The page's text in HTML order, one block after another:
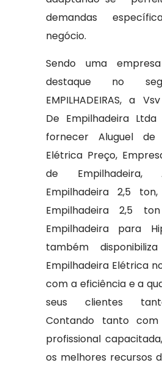
demandas
negócio.
Sendo uma
destaque no
EMPILHADEIRAS, a
De Empilhadeira
fornecer Aluguel de
Elétrica Preço,
de Empilhadeira,
Empilhadeira 2,5
Empilhadeira 2,5
Empilhadeira para
também
Empilhadeira Elétrica
com a eficiência e a
seus clientes
Contando tanto
profissional
os melhores recursos